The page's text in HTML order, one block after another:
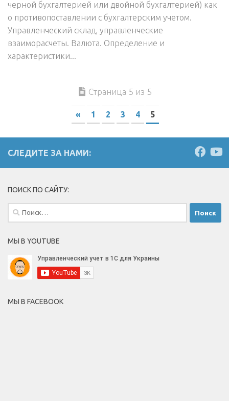
черной бухгалтерией или двойной бухгалтерией) как
о противопоставлении с бухгалтерским учетом.
Управленческий склад, управленческие
взаиморасчеты. Валюта. Определение и
характеристики...
Страница 5 из 5
« 1 2 3 4 5
СЛЕДИТЕ ЗА НАМИ:
ПОИСК ПО САЙТУ:
Найти:
МЫ В YOUTUBE
МЫ В FACEBOOK